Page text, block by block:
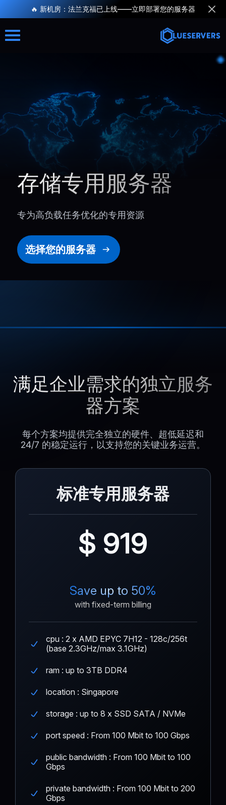
🔥 新机房：法兰克福已上线——立即部署您的服务器
存储专用服务器
专为高负载任务优化的专用资源
选择您的服务器
满足企业需求的独立服务
器方案
每个方案均提供完全独立的硬件、超低延迟和
24/7 的稳定运行，以支持您的关键业务运营。
标准专用服务器
$ 919
Save up to 50%
with fixed-term billing
cpu : 2 x AMD EPYC 7H12 - 128c/256t
(base 2.3GHz/max 3.1GHz)
ram : up to 3TB DDR4
location : Singapore
storage : up to 8 x SSD SATA / NVMe
port speed : From 100 Mbit to 100 Gbps
public bandwidth : From 100 Mbit to 100
Gbps
private bandwidth : From 100 Mbit to 200
Gbps